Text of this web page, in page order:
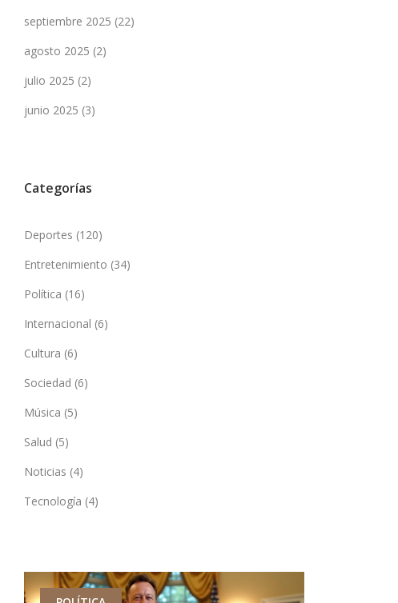
septiembre 2025 (22)
agosto 2025 (2)
julio 2025 (2)
junio 2025 (3)
Categorías
Deportes (120)
Entretenimiento (34)
Política (16)
Internacional (6)
Cultura (6)
Sociedad (6)
Música (5)
Salud (5)
Noticias (4)
Tecnología (4)